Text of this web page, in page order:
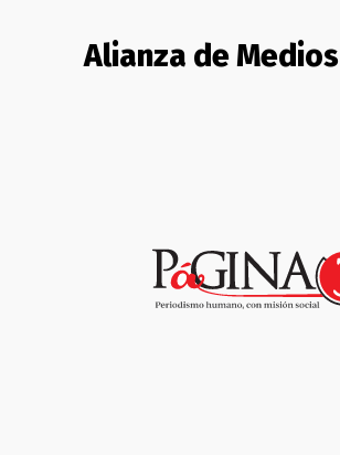
Alianza de Medios